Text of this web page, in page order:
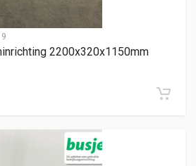
2200x320x1150mm